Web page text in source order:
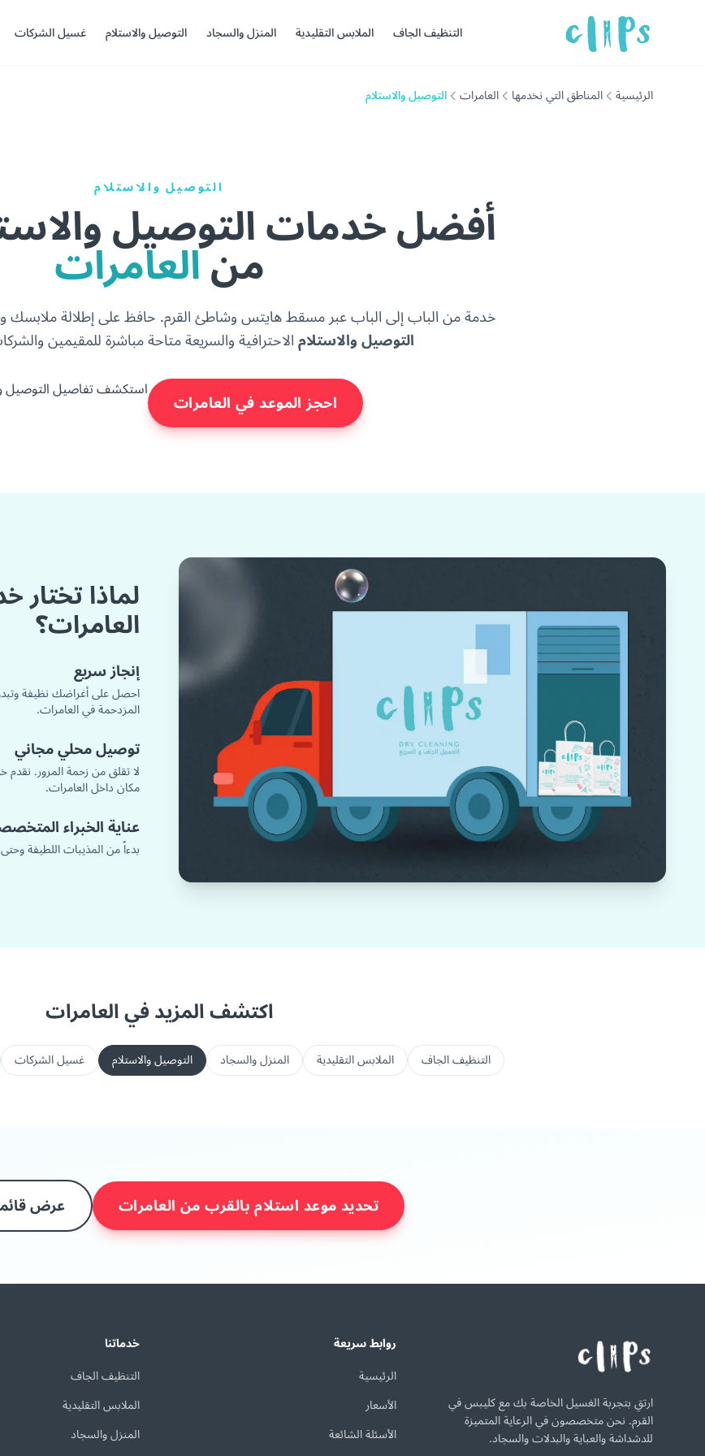
التنظيف الجاف الملابس التقليدية المنزل والسجاد التوصيل والاستلام غسيل الشركات
الرئيسية المناطق التي نخدمها العامرات التوصيل والاستلام
التوصيل والاستلام
أفضل خدمات التوصيل
منالعامرات
خدمة من الباب إلى الباب عبر مسقط هايتس وشاطئ القرم. حافظ على إطلالة ملابسك
التوصيل والاستلامالاحترافية والسريعة متاحة مباشرة للمقيمين
احجز الموعد في العامرات استكشف تفاصيل التوصيل
لماذا تختار
العامرات؟
إنجاز سريع
احصل على أغراضك نظيفة
المزدحمة في العامرات.
توصيل محلي مجاني
لا تقلق من زحمة المرور.
مكان داخل العامرات.
عناية الخبراء
بدءاً من المذيبات اللطيفة
اكتشف المزيد في العامرات
التنظيف الجاف الملابس التقليدية المنزل والسجاد التوصيل والاستلام غسيل الشركات
تحديد موعد استلام بالقرب من العامرات عرض
ارتقِ بتجربة الغسيل الخاصة بك مع كليبس في
القرم. نحن متخصصون في الرعاية المتميزة
للدشداشة والعباية والبدلات والسجاد.
روابط سريعة
الرئيسية
الأسعار
الأسئلة الشائعة
خدماتنا
التنظيف الجاف
الملابس التقليدية
المنزل والسجاد